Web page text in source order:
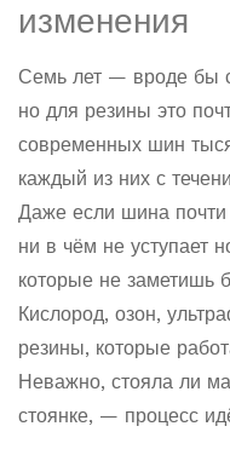
изменения
Семь лет — вроде бы
но для резины это
современных шин
каждый из них с
Даже если шина почти
ни в чём не уступает
которые не заметишь
Кислород, озон,
резины, которые
Неважно, стояла ли
стоянке, — процесс